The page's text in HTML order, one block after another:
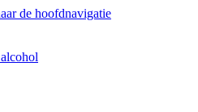
de hoofdnavigatie